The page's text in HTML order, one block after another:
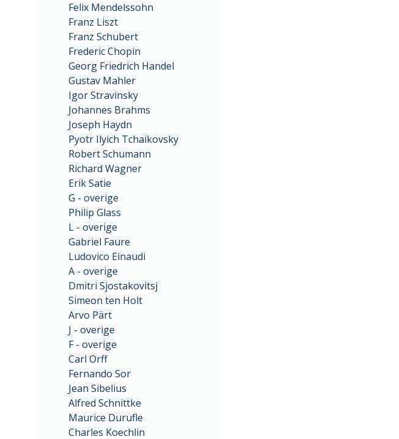
Felix Mendelssohn
Franz Liszt
Franz Schubert
Frederic Chopin
Georg Friedrich Handel
Gustav Mahler
Igor Stravinsky
Johannes Brahms
Joseph Haydn
Pyotr Ilyich Tchaikovsky
Robert Schumann
Richard Wagner
Erik Satie
G - overige
Philip Glass
L - overige
Gabriel Faure
Ludovico Einaudi
A - overige
Dmitri Sjostakovitsj
Simeon ten Holt
Arvo Pärt
J - overige
F - overige
Carl Orff
Fernando Sor
Jean Sibelius
Alfred Schnittke
Maurice Durufle
Charles Koechlin